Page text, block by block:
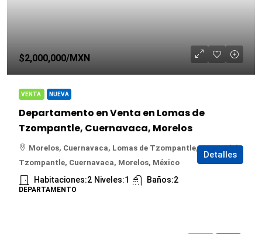
$2,000,000/MXN
VENTA NUEVA
Departamento en Venta en Lomas de
Tzompantle, Cuernavaca, Morelos
Morelos, Cuernavaca, Lomas de Tzompantle, Lomas del
Tzompantle, Cuernavaca, Morelos, México
Habitaciones:2 Niveles:1 Baños:2
DEPARTAMENTO
Detalles